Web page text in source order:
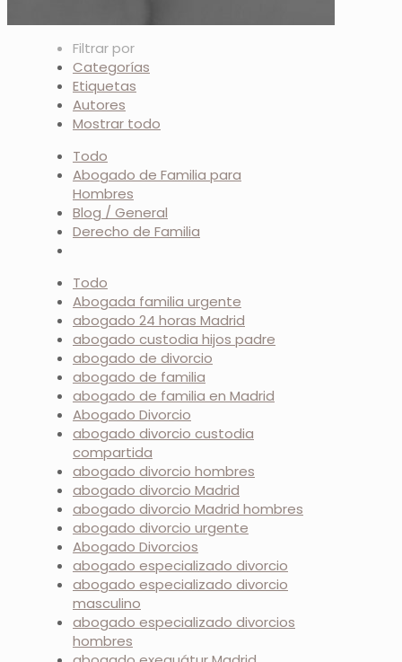
Filtrar por
Categorías
Etiquetas
Autores
Mostrar todo
Todo
Abogado de Familia para
Hombres
Blog / General
Derecho de Familia
Todo
Abogada familia urgente
abogado 24 horas Madrid
abogado custodia hijos padre
abogado de divorcio
abogado de familia
abogado de familia en Madrid
Abogado Divorcio
abogado divorcio custodia
compartida
abogado divorcio hombres
abogado divorcio Madrid
abogado divorcio Madrid hombres
abogado divorcio urgente
Abogado Divorcios
abogado especializado divorcio
abogado especializado divorcio
masculino
abogado especializado divorcios
hombres